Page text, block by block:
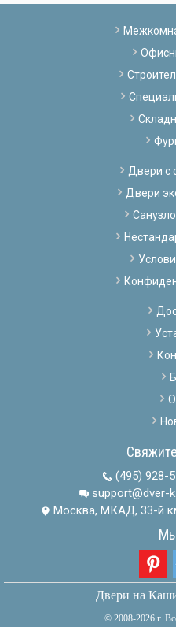
Двери с
Двери
(495) 928-
support@dver-
Москва, МКАД, 33-й
Двери на
© 2008-2026 г.